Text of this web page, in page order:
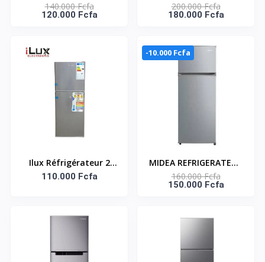
DEUX PORTES 128 LIT
NOIR -
140.000 Fcfa
120.000 Fcfa
DOUBLE PORTES 179L -
MDRT268MTV28
200.000 Fcfa
180.000 Fcfa
Ilux Réfrigérateur 2
Battants 118 L - ILR118
110.000 Fcfa
-10.000 Fcfa
MIDEA REFRIGERATEUR
DEUX PORTES 204LT
SILVER -
160.000 Fcfa
150.000 Fcfa